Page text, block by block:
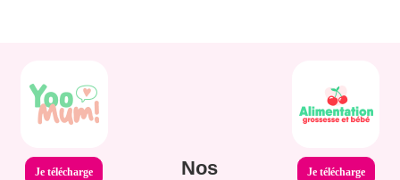
Je télécharge
Nos
Je télécharge